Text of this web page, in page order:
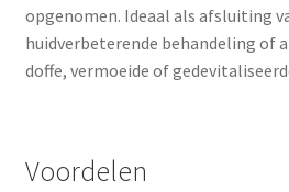
opgenomen. Ideaal als afsluiting
huidverbeterende behandeling of
doffe, vermoeide of
Voordelen